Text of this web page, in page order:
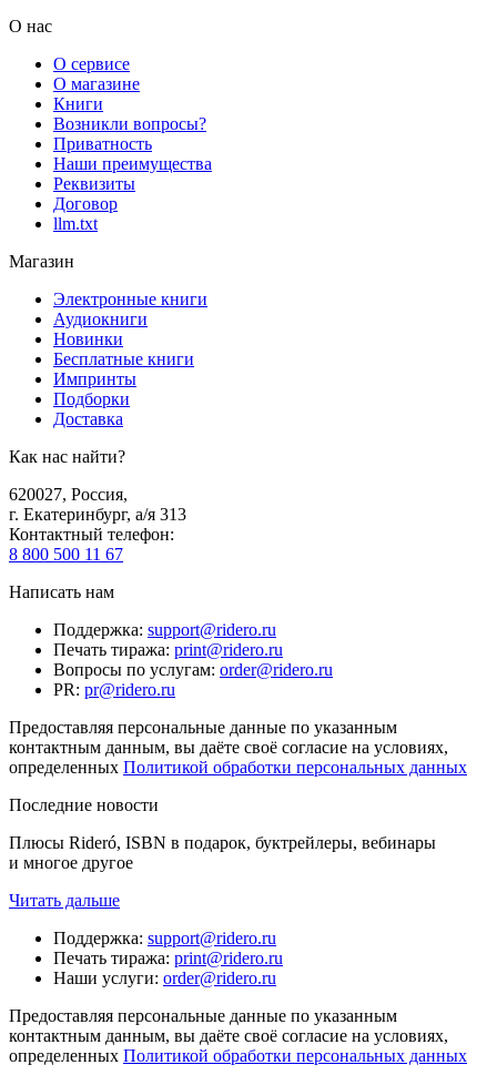
О нас
О сервисе
О магазине
Книги
Возникли вопросы?
Приватность
Наши преимущества
Реквизиты
Договор
llm.txt
Магазин
Электронные книги
Аудиокниги
Новинки
Бесплатные книги
Импринты
Подборки
Доставка
Как нас найти?
620027, Россия,
г. Екатеринбург, а/я 313
Контактный телефон:
8 800 500 11 67
Написать нам
Поддержка: support@ridero.ru
Печать тиража: print@ridero.ru
Вопросы по услугам: order@ridero.ru
PR: pr@ridero.ru
Предоставляя персональные данные по указанным
контактным данным, вы даёте своё согласие на условиях,
определенных Политикой обработки персональных данных
Последние новости
Плюсы Rideró, ISBN в подарок, буктрейлеры, вебинары
и многое другое
Читать дальше
Поддержка: support@ridero.ru
Печать тиража: print@ridero.ru
Наши услуги: order@ridero.ru
Предоставляя персональные данные по указанным
контактным данным, вы даёте своё согласие на условиях,
определенных Политикой обработки персональных данных